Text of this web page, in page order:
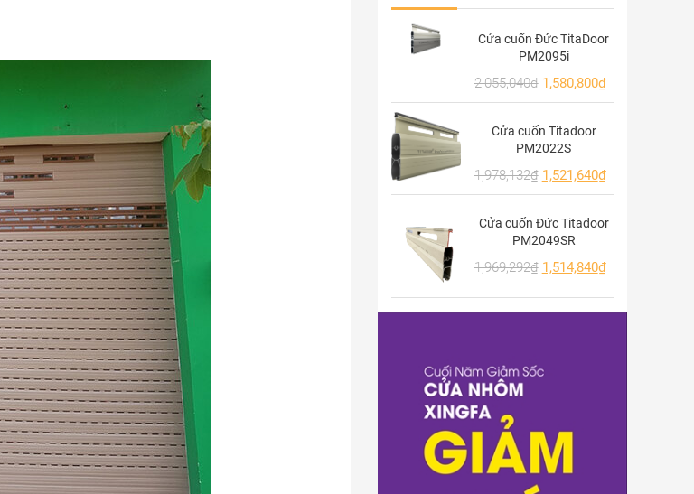
Cửa cuốn Đức TitaDoor
PM2095i
2,055,040₫ 1,580,800₫
Cửa cuốn Titadoor
PM2022S
1,978,132₫ 1,521,640₫
Cửa cuốn Đức Titadoor
PM2049SR
1,969,292₫ 1,514,840₫